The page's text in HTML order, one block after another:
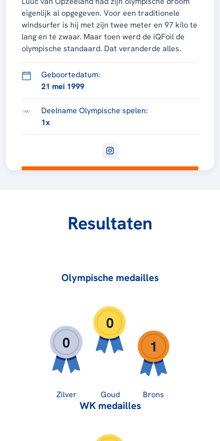
eigenlijk al opgegeven. Voor een traditionele
windsurfer is hij met zijn twee meter en 97 kilo te
lang en te zwaar. Maar toen werd de iQFoil de
olympische standaard. Dat veranderde alles.
Geboortedatum:
21 mei 1999
Deelname Olympische spelen:
1x
Resultaten
Olympische medailles
0
0
1
Zilver Goud Brons
WK medailles